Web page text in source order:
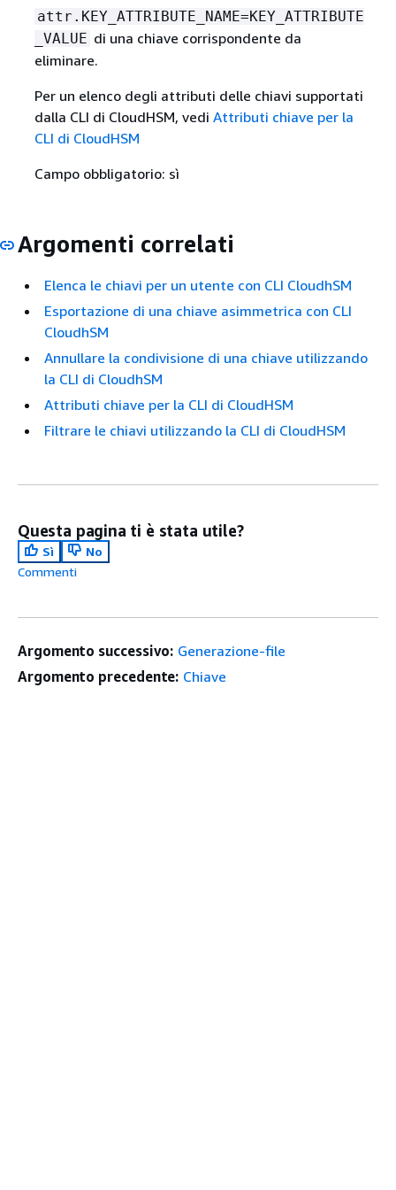
attr.KEY_ATTRIBUTE_NAME=KEY_ATTRIBUTE
_VALUE di una chiave corrispondente da
eliminare.
Per un elenco degli attributi delle chiavi supportati
dalla CLI di CloudHSM, vedi Attributi chiave per la
CLI di CloudHSM
Campo obbligatorio: sì
Argomenti correlati
Elenca le chiavi per un utente con CLI CloudhSM
Esportazione di una chiave asimmetrica con CLI
CloudhSM
Annullare la condivisione di una chiave utilizzando
la CLI di CloudhSM
Attributi chiave per la CLI di CloudHSM
Filtrare le chiavi utilizzando la CLI di CloudHSM
Questa pagina ti è stata utile?
Sì
No
Commenti
Argomento successivo: Generazione-file
Argomento precedente: Chiave